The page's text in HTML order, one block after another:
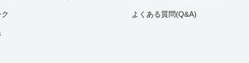
よくある質問(Q&A)